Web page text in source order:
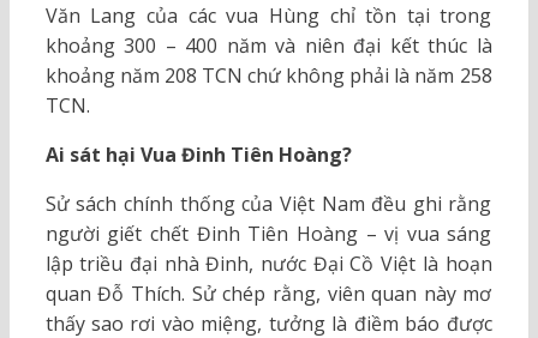
Văn Lang của các vua Hùng chỉ tồn tại trong
khoảng 300 – 400 năm và niên đại kết thúc là
khoảng năm 208 TCN chứ không phải là năm 258
TCN.
Ai sát hại Vua Đinh Tiên Hoàng?
Sử sách chính thống của Việt Nam đều ghi rằng
người giết chết Đinh Tiên Hoàng – vị vua sáng
lập triều đại nhà Đinh, nước Đại Cồ Việt là hoạn
quan Đỗ Thích. Sử chép rằng, viên quan này mơ
thấy sao rơi vào miệng, tưởng là điềm báo được